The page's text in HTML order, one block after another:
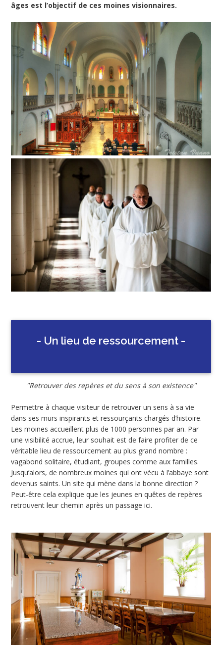
âges est l’objectif de ces moines visionnaires.
- Un lieu de ressourcement -
"Retrouver des repères et du sens à son existence"
Permettre à chaque visiteur de retrouver un sens à sa vie
dans ses murs inspirants et ressourçants chargés d’histoire.
Les moines accueillent plus de 1000 personnes par an. Par
une visibilité accrue, leur souhait est de faire profiter de ce
véritable lieu de ressourcement au plus grand nombre :
vagabond solitaire, étudiant, groupes comme aux familles.
Jusqu’alors, de nombreux moines qui ont vécu à l’abbaye sont
devenus saints. Un site qui mène dans la bonne direction ?
Peut-être cela explique que les jeunes en quêtes de repères
retrouvent leur chemin après un passage ici.